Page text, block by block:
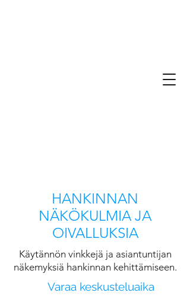
HANKINNAN
NÄKÖKULMIA JA
OIVALLUKSIA
Käytännön vinkkejä ja asiantuntijan
näkemyksiä hankinnan kehittämiseen.
Varaa keskusteluaika